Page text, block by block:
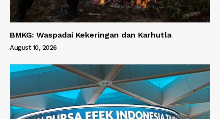
BMKG: Waspadai Kekeringan dan Karhutla
August 10, 2026